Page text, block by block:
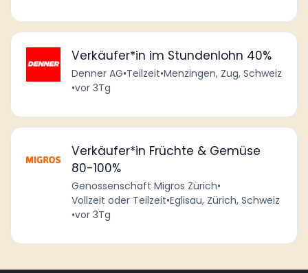
Verkäufer*in im Stundenlohn 40%
Denner AG•Teilzeit•Menzingen, Zug, Schweiz
•vor 3Tg
Verkäufer*in Früchte & Gemüse
80-100%
Genossenschaft Migros Zürich•
Vollzeit oder Teilzeit•Eglisau, Zürich, Schweiz
•vor 3Tg